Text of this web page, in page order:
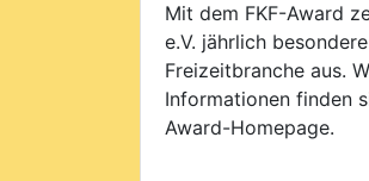
Mit dem FKF-Award
e.V. jährlich
Freizeit­branche aus.
Information­en finden
Award-Homepage.